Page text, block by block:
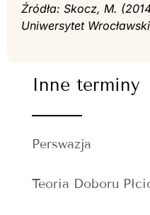
Źródła: Skocz, M.
Uniwersytet
Inne terminy
Perswazja
Teoria Doboru